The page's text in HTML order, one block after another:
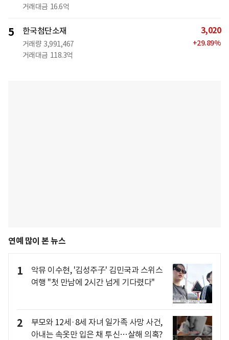
거래대금 16.6억
5 한국첨단소재
거래량 3,991,467
거래대금 118.3억
3,020
+29.89%
연예 많이 본 뉴스
1
악뮤 이수현, '김성주子' 김민국과 스위스
여행 "첫 만남에 2시간 넘게 기다렸다"
2
부모와 12세·8세 자녀 일가족 사망 사건,
아내는 속옷만 입은 채 투신…살해 의혹?